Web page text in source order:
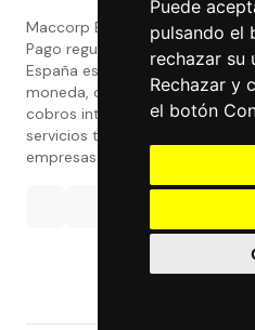
Puede
pulsando el
rechazar su
Rechazar y
el botón
Maccorp Exact Change es una
Pago regulada y con licencia del
España especializada en
moneda, divisas,
cobros internacionales que
servicios tanto a particulares
empresas.